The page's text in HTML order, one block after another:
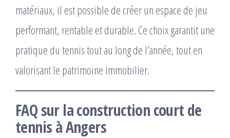
matériaux, il est possible de créer un espace de jeu
performant, rentable et durable. Ce choix garantit une
pratique du tennis tout au long de l’année, tout en
valorisant le patrimoine immobilier.
FAQ sur laconstruction court de
tennis à Angers